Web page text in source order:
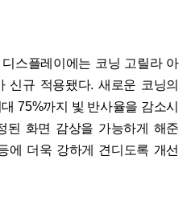
스플레이에는 코닝 고릴라 아
신규 적용됐다. 새로운 코닝의
75%까지 빛 반사율을 감소시
된 화면 감상을 가능하게 해준
에 더욱 강하게 견디도록 개선